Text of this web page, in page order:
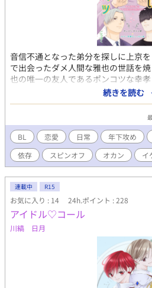
音信不通となった弟分を探しに上京
で出会ったダメ人間な雅也の世話を
也の唯一の友人であるポンコツな幸
楽しい楽しい世話焼きライフがここ
圭ちゃんに雅也と幸孝はもう夢中☆
かれていくが...❤ 二人の世話を焼い
るのか！？ ※こちらは【溺愛彼氏の
恩人である圭ちゃんの物語です。
続きを読む
BL 恋愛 日常 年下攻め
依存
スピンオフ オカン イ
連載中 R15
お気に入り : 14 24h.ポイント : 228
アイドル♡コール
川縞 日月